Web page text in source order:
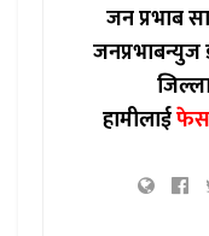
जन प्रभाब
हामीलाई